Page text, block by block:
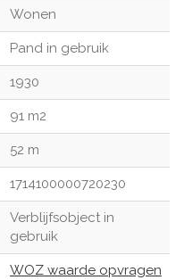
Wonen
Pand in gebruik
1930
91 m2
52 m
1714100000720230
Verblijfsobject in
gebruik
WOZ waarde opvragen